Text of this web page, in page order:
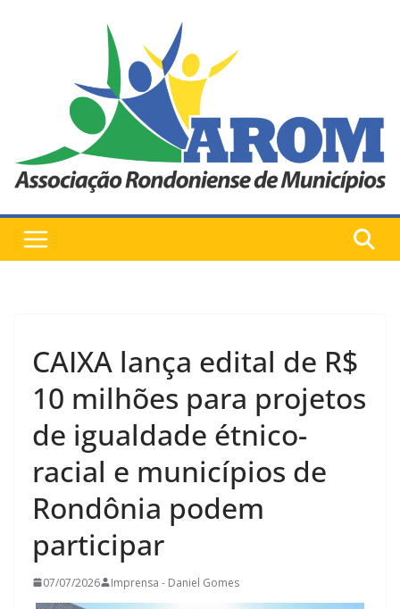
CAIXA lança edital de R$
10 milhões para projetos
de igualdade étnico-
racial e municípios de
Rondônia podem
participar
07/07/2026 Imprensa - Daniel Gomes